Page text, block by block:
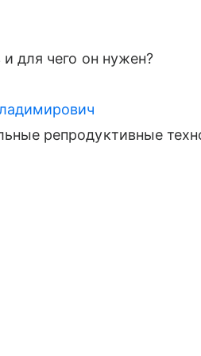
и для чего он нужен?
репродуктивные